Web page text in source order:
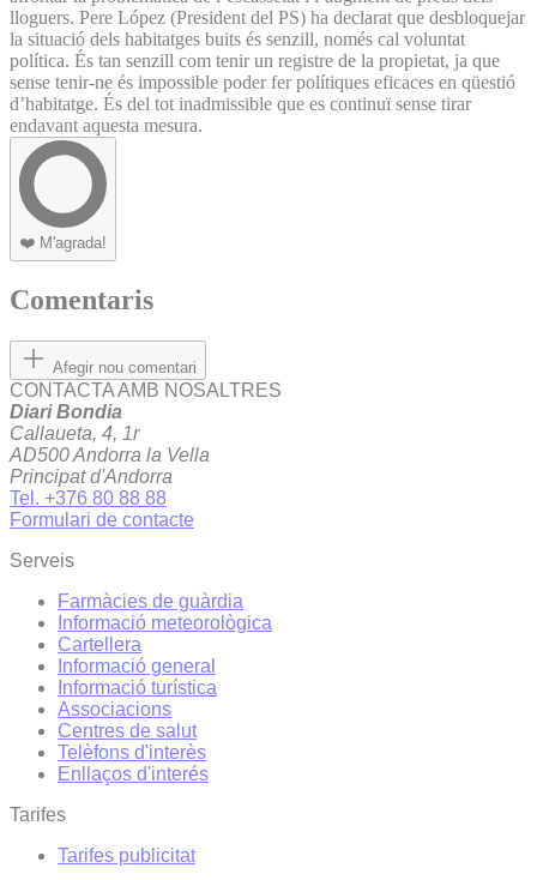
lloguers. Pere López (President del PS) ha declarat que desbloquejar
la situació dels habitatges buits és senzill, només cal voluntat
política. És tan senzill com tenir un registre de la propietat, ja que
sense tenir-ne és impossible poder fer polítiques eficaces en qüestió
d’habitatge. És del tot inadmissible que es continuï sense tirar
endavant aquesta mesura.
❤️ M'agrada!
Comentaris
Afegir nou comentari
CONTACTA AMB NOSALTRES
Diari Bondia
Callaueta, 4, 1r
AD500 Andorra la Vella
Principat d'Andorra
Tel. +376 80 88 88
Formulari de contacte
Serveis
Farmàcies de guàrdia
Informació meteorològica
Cartellera
Informació general
Informació turística
Associacions
Centres de salut
Telèfons d'interès
Enllaços d'interés
Tarifes
Tarifes publicitat